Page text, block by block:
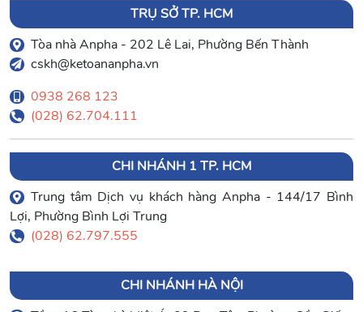
TRỤ SỞ TP. HCM
Tòa nhà Anpha - 202 Lê Lai, Phường Bến Thành
cskh@ketoananpha.vn
0938 268 123
(028) 62.704.111
CHI NHÁNH 1 TP. HCM
Trung tâm Dịch vụ khách hàng Anpha - 144/17 Bình
Lợi, Phường Bình Lợi Trung
(028) 62.797.555
CHI NHÁNH HÀ NỘI